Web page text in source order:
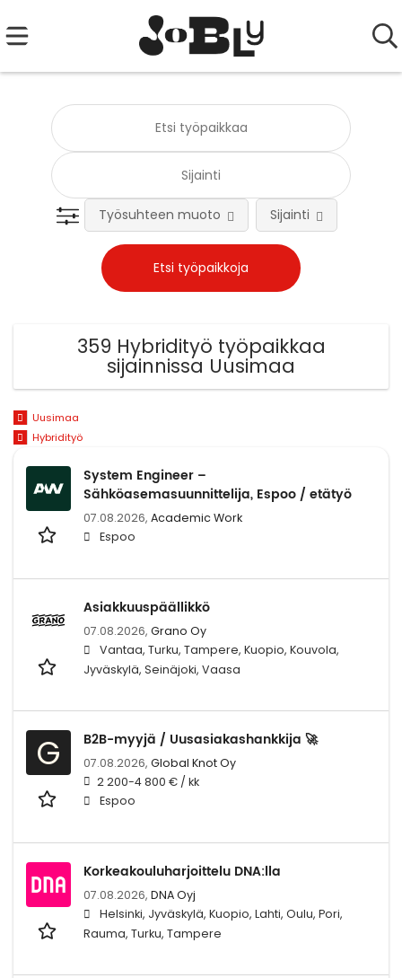
Työsuhteen muoto Sijainti
359 Hybridityö työpaikkaa
sijainnissa Uusimaa
Uusimaa
Hybridityö
System Engineer –
Sähköasemasuunnittelija, Espoo / etätyö
07.08.2026, Academic Work
Espoo
Asiakkuuspäällikkö
07.08.2026, Grano Oy
Vantaa, Turku, Tampere, Kuopio, Kouvola,
Jyväskylä, Seinäjoki, Vaasa
G B2B-myyjä / Uusasiakashankkija 🚀
07.08.2026, Global Knot Oy
2 200-4 800 € / kk
Espoo
Korkeakouluharjoittelu DNA:lla
07.08.2026, DNA Oyj
Helsinki, Jyväskylä, Kuopio, Lahti, Oulu, Pori,
Rauma, Turku, Tampere